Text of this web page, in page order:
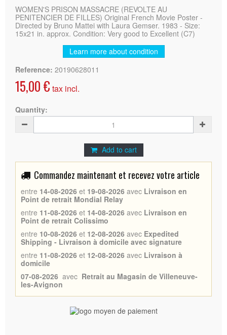
WOMEN'S PRISON MASSACRE (REVOLTE AU
PENITENCIER DE FILLES) Original French Movie Poster -
Directed by Bruno Mattei with Laura Gemser. 1983 - Size:
15x21 in. approx. Condition: Very good to Excellent (C7)
Learn more about condition
Reference: 20190628011
15,00 € tax incl.
Quantity:
Add to cart
Commandez maintenant et recevez votre article
entre 14-08-2026 et 19-08-2026 avec Livraison en
Point de retrait Mondial Relay
entre 11-08-2026 et 14-08-2026 avec Livraison en
Point de retrait Colissimo
entre 10-08-2026 et 12-08-2026 avec Expedited
Shipping - Livraison à domicile avec signature
entre 11-08-2026 et 12-08-2026 avec Livraison à
domicile
07-08-2026 avec Retrait au Magasin de Villeneuve-
les-Avignon